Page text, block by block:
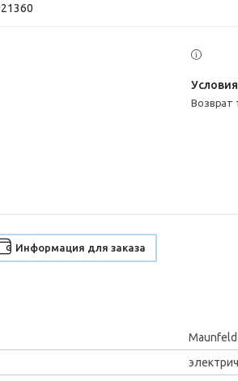
Информация для заказа
Maunfeld